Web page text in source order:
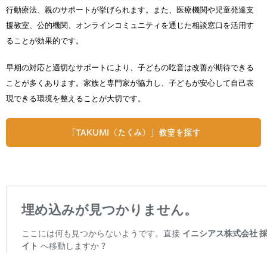
行動療法、親のサポートが挙げられます。また、医療機関や児童発達支
援教室、公的機関、オンラインコミュニティを通じた相談窓口を活用す
ることが効果的です。
早期の対応と適切なサポートにより、子どもの吃音は改善が期待できる
ことが多くあります。家族と専門家が協力し、子どもが安心して自己表
現できる環境を整えることが大切です。
「TAKUMI（たくみ）」教室を探す